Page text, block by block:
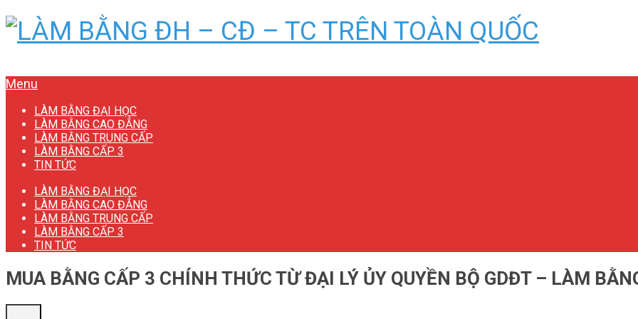
Menu
LÀM BẰNG ĐẠI HỌC
LÀM BẰNG CAO ĐẲNG
LÀM BẰNG TRUNG CẤP
LÀM BẰNG CẤP 3
TIN TỨC
LÀM BẰNG ĐẠI HỌC
LÀM BẰNG CAO ĐẲNG
LÀM BẰNG TRUNG CẤP
LÀM BẰNG CẤP 3
TIN TỨC
MUA BẰNG CẤP 3 CHÍNH THỨC TỪ ĐẠI LÝ ỦY QUYỀN BỘ GDĐT – LÀM